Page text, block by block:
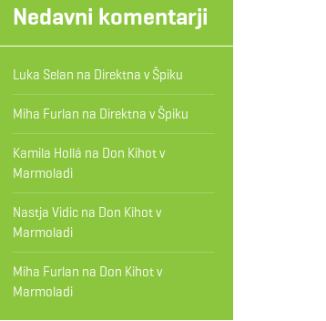
Nedavni komentarji
Luka Selan na Direktna v Špiku
Miha Furlan na Direktna v Špiku
Kamila Hollá na Don Kihot v
Marmoladi
Nastja Vidicna Don Kihot v
Marmoladi
Miha Furlan na Don Kihot v
Marmoladi